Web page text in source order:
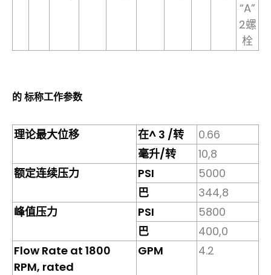
“A”
2螺
栓
的 标称工作参数
理论最大位移 在^ 3 /转
0.66
毫升/转
10,8
额定连续压力
PSI
5000
巴
344,8
峰值压力
PSI
5800
巴
400,0
Flow Rate at 1800
RPM, rated
GPM 4.2